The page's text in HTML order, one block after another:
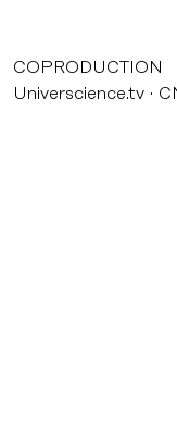
COPRODUCTION
Universcience.tv